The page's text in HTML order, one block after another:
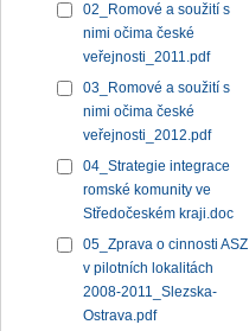
02_Romové a soužití s
nimi očima české
veřejnosti_2011.pdf
03_Romové a soužití s
nimi očima české
veřejnosti_2012.pdf
04_Strategie integrace
romské komunity ve
Středočeském kraji.doc
05_Zprava o cinnosti ASZ
v pilotních lokalitách
2008-2011_Slezska-
Ostrava.pdf